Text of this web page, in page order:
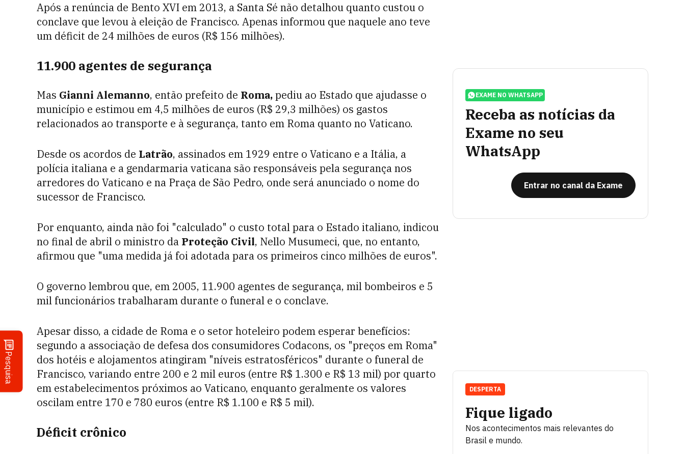
Pesquisa
Após a renúncia de Bento XVI em 2013, a Santa Sé não detalhou quanto custou o
conclave que levou à eleição de Francisco. Apenas informou que naquele ano teve
um déficit de 24 milhões de euros (R$ 156 milhões).
11.900 agentes de segurança
Mas Gianni Alemanno, então prefeito de Roma,pediu ao Estado que ajudasse o
município e estimou em 4,5 milhões de euros (R$ 29,3 milhões) os gastos
relacionados ao transporte e à segurança, tanto em Roma quanto no Vaticano.
Desde os acordos de Latrão, assinados em 1929 entre o Vaticano e a Itália, a
polícia italiana e a gendarmaria vaticana são responsáveis pela segurança nos
arredores do Vaticano e na Praça de São Pedro, onde será anunciado o nome do
sucessor de Francisco.
Por enquanto, ainda não foi "calculado" o custo total para o Estado italiano, indicou
no final de abril o ministro da Proteção Civil, Nello Musumeci, que, no entanto,
afirmou que "uma medida já foi adotada para os primeiros cinco milhões de euros".
O governo lembrou que, em 2005, 11.900 agentes de segurança, mil bombeiros e 5
mil funcionários trabalharam durante o funeral e o conclave.
Apesar disso, a cidade de Roma e o setor hoteleiro podem esperar benefícios:
segundo a associação de defesa dos consumidores Codacons, os "preços em Roma"
dos hotéis e alojamentos atingiram "níveis estratosféricos" durante o funeral de
Francisco, variando entre 200 e 2 mil euros (entre R$ 1.300 e R$ 13 mil) por quarto
em estabelecimentos próximos ao Vaticano, enquanto geralmente os valores
oscilam entre 170 e 780 euros (entre R$ 1.100 e R$ 5 mil).
Déficit crônico
EXAME NO WHATSAPP
Receba as notícias da
Exame no seu
WhatsApp
Entrar no canal da Exame
Fique ligado
Nos acontecimentos mais relevantes do
Brasil e mundo.
DESPERTA